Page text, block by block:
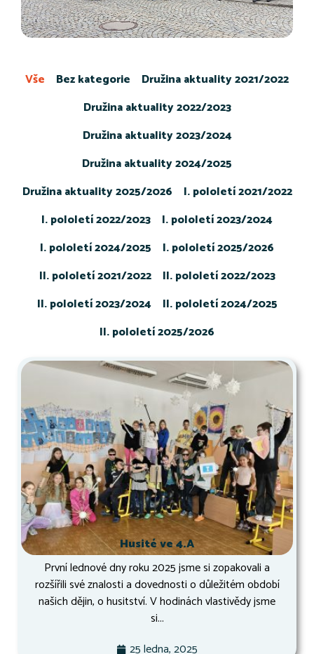
Bez kategorie
Družina aktuality 2021/2022
Družina aktuality 2022/2023
Družina aktuality 2023/2024
Družina aktuality 2024/2025
Družina aktuality 2025/2026
I. pololetí 2021/2022
I. pololetí 2022/2023
I. pololetí 2023/2024
I. pololetí 2024/2025
I. pololetí 2025/2026
II. pololetí 2021/2022
II. pololetí 2022/2023
II. pololetí 2023/2024
II. pololetí 2024/2025
II. pololetí 2025/2026
Vše
Husité ve 4.A
První lednové dny roku 2025 jsme si zopakovali a
rozšířili své znalosti a dovednosti o důležitém období
našich dějin, o husitství. V hodinách vlastivědy jsme
si...
25 ledna, 2025